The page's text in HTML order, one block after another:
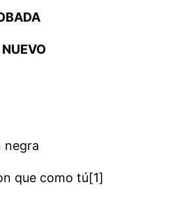
NUEVO
negra
que como tú[1]